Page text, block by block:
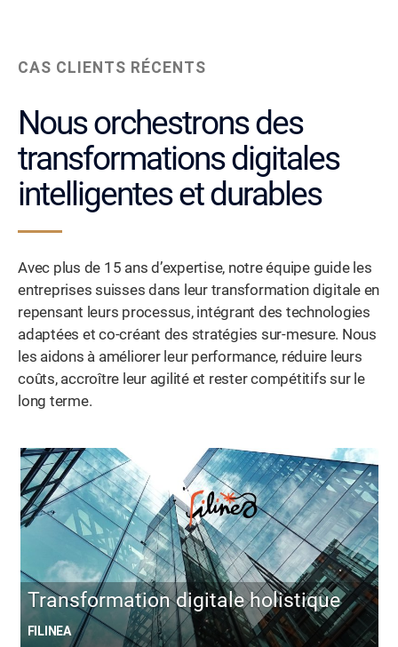
CAS CLIENTS RÉCENTS
Nous orchestrons des
transformations digitales
intelligentes et durables
Avec plus de 15 ans d’expertise, notre équipe guide les
entreprises suisses dans leur transformation digitale en
repensant leurs processus, intégrant des technologies
adaptées et co-créant des stratégies sur-mesure. Nous
les aidons à améliorer leur performance, réduire leurs
coûts, accroître leur agilité et rester compétitifs sur le
long terme.
Transformation digitale holistique
FILINEA